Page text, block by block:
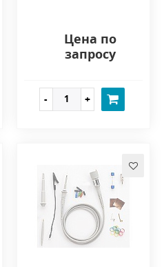
Цена по
запросу